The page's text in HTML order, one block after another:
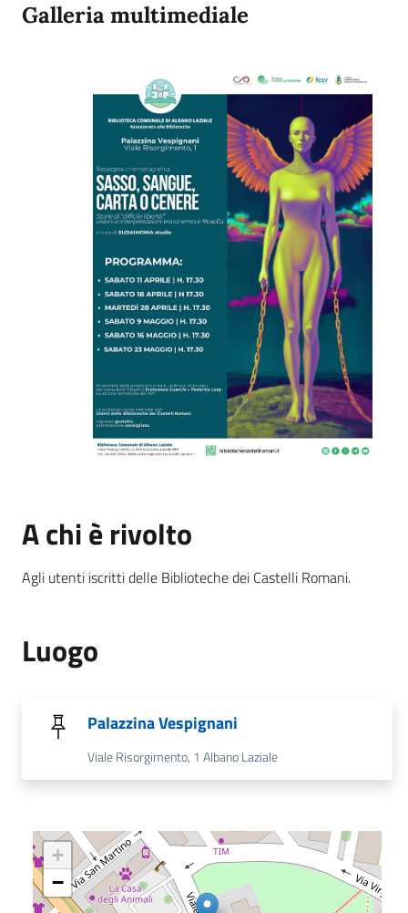
Galleria multimediale
A chi è rivolto
Agli utenti iscritti delle Biblioteche dei Castelli Romani.
Luogo
Palazzina Vespignani
Viale Risorgimento, 1 Albano Laziale
+
−